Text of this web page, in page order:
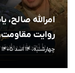
امرالله
روایت
چهارشنبه، 14 اسد 1405